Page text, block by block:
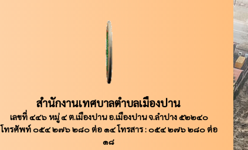
สำนักงานเทศบาลตำบลเมืองปาน
เลขที่ ๔๔๖ หมู่ ๔ ต.เมืองปาน อ.เมืองปาน จ.ลำปาง ๕๒๒๔๐
โทรศัพท์ ๐๕๔ ๒๗๖ ๒๘๐ ต่อ ๑๔ โทรสาร : ๐๕๔ ๒๗๖ ๒๘๐ ต่อ
๑๘